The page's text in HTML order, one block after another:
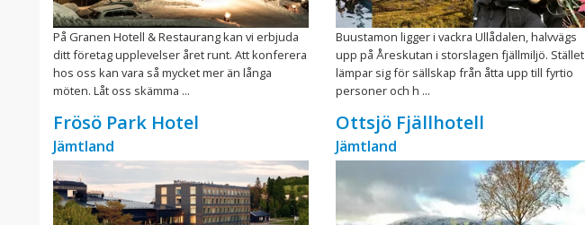
På Granen Hotell & Restaurang kan vi erbjuda
ditt företag upplevelser året runt. Att konferera
hos oss kan vara så mycket mer än långa
möten. Låt oss skämma ...
Frösö Park Hotel
Jämtland
Buustamon ligger i vackra Ullådalen, halvvägs
upp på Åreskutan i storslagen fjällmiljö. Stället
lämpar sig för sällskap från åtta upp till fyrtio
personer och h ...
Ottsjö Fjällhotell
Jämtland